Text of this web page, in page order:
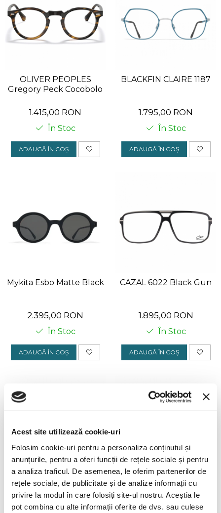
Acest site utilizează cookie-uri
Folosim cookie-uri pentru a personaliza conținutul și
anunțurile, pentru a oferi funcții de rețele sociale și pentru
a analiza traficul. De asemenea, le oferim partenerilor de
rețele sociale, de publicitate și de analize informații cu
privire la modul în care folosiți site-ul nostru. Aceștia le
pot combina cu alte informații oferite de dvs. sau culese
OLIVER PEOPLES
Gregory Peck Cocobolo
1.415,00 RON
În Stoc
ADAUGĂ ÎN COȘ
BLACKFIN CLAIRE 1187
1.795,00 RON
În Stoc
ADAUGĂ ÎN COȘ
Mykita Esbo Matte Black
2.395,00 RON
În Stoc
ADAUGĂ ÎN COȘ
CAZAL 6022 Black Gun
1.895,00 RON
În Stoc
ADAUGĂ ÎN COȘ
Dita Amorly DTX408
Black Yellow Gold
Seeoo Light Blue +1.50 SF